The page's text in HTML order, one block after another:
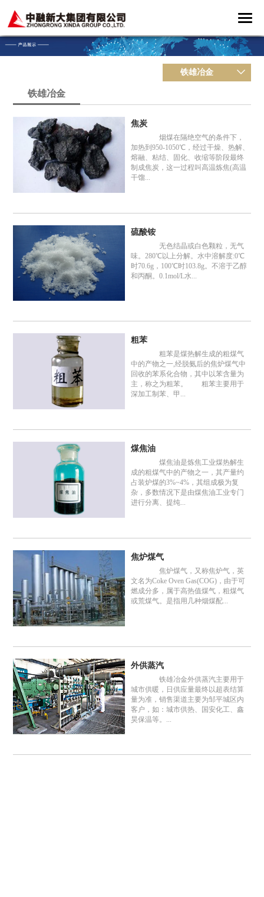
铁雄冶金
铁雄冶金
焦炭
烟煤在隔绝空气的条件下，
加热到950-1050℃，经过干燥、热解、
熔融、粘结、固化、收缩等阶段最终
制成焦炭，这一过程叫高温炼焦(高温
干馏...
硫酸铵
无色结晶或白色颗粒，无气
味。280℃以上分解。水中溶解度:0℃
时70.6g，100℃时103.8g。不溶于乙醇
和丙酮。0.1mol/L水...
粗苯
粗苯是煤热解生成的粗煤气
中的产物之一,经脱氨后的焦炉煤气中
回收的苯系化合物，其中以苯含量为
主，称之为粗苯。 粗苯主要用于
深加工制苯、甲...
煤焦油
煤焦油是炼焦工业煤热解生
成的粗煤气中的产物之一，其产量约
占装炉煤的3%~4%，其组成极为复
杂，多数情况下是由煤焦油工业专门
进行分离、提纯...
焦炉煤气
焦炉煤气，又称焦炉气，英
文名为Coke Oven Gas(COG)，由于可
燃成分多，属于高热值煤气，粗煤气
或荒煤气。是指用几种烟煤配...
外供蒸汽
铁雄冶金外供蒸汽主要用于
城市供暖，日供应量最终以超表结算
量为准，销售渠道主要为邹平城区内
客户，如：城市供热、国安化工、鑫
昊保温等。...